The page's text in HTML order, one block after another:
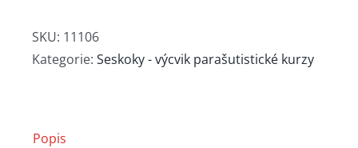
množství
SKU: 11106
Kategorie: Seskoky - výcvik parašutistické kurzy
Popis